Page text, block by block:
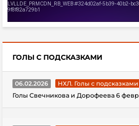
ГОЛЫ С ПОДСКАЗКАМИ
06.02.2026
НХЛ. Голы с подсказками
Голы Свечникова и Дорофеева 6